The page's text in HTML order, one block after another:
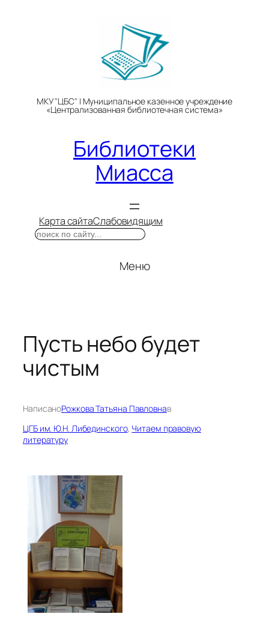
МКУ "ЦБС" | Муниципальное казенное учреждение
«Централизованная библиотечная система»
Библиотеки
Миасса
Карта сайтаСлабовидящим
Поиск
Меню
Пусть небо будет
чистым
НаписаноРожкова Татьяна Павловнав
ЦГБ им. Ю.Н. Либединского, Читаем правовую
литературу